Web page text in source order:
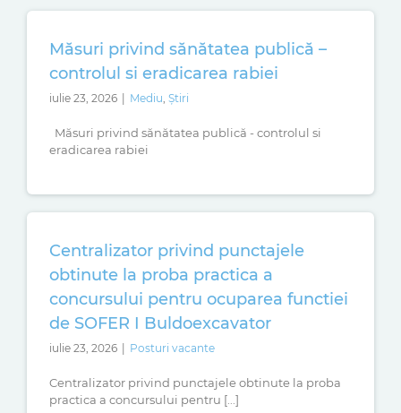
Măsuri privind sănătatea publică –
controlul si eradicarea rabiei
iulie 23, 2026 | Mediu Știri
Măsuri privind sănătatea publică - controlul si
eradicarea rabiei
Centralizator privind punctajele
obtinute la proba practica a
concursului pentru ocuparea functiei
de SOFER I Buldoexcavator
iulie 23, 2026 | Posturi vacante
Centralizator privind punctajele obtinute la proba
practica a concursului pentru [...]